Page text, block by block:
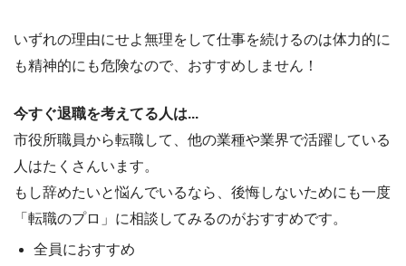
いずれの理由にせよ無理をして仕事を続けるのは体力的に
も精神的にも危険なので、おすすめしません！
今すぐ退職を考えてる人は...
市役所職員から転職して、他の業種や業界で活躍している
人はたくさんいます。
もし辞めたいと悩んでいるなら、 後悔しないためにも一度
「転職のプロ」に相談してみるのがおすすめです。
全員におすすめ